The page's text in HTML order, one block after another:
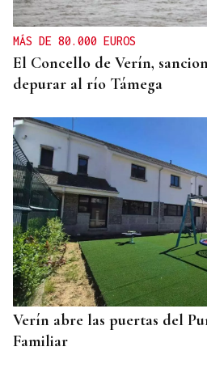
MÁS DE 80.000 EUROS
El Concello de Verín,
depurar al río Támega
Verín abre las puertas del
Familiar